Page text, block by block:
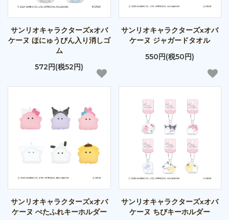
サンリオキャラクターズxオバ
ケーヌ ほにゅうびん入り消しゴ
ム
572円(税52円)
サンリオキャラクターズxオバ
ケーヌ ジャガードタオル
550円(税50円)
サンリオキャラクターズxオバ
ケーヌ ぺたふれキーホルダー
サンリオキャラクターズxオバ
ケーヌ ちびキーホルダー